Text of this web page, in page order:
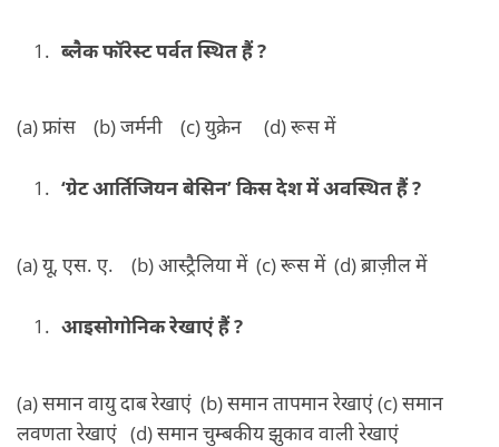
ब्लैक फॉरेस्ट पर्वत स्थित हैं ?
(a) फ्रांस (b) जर्मनी (c) युक्रेन (d) रूस में
‘ग्रेट आर्तिजियन बेसिन’ किस देश में अवस्थित हैं ?
(a) यू, एस. ए. (b) आस्ट्रैलिया में (c) रूस में (d) ब्राज़ील में
आइसोगोनिक रेखाएं हैं ?
(a) समान वायु दाब रेखाएं (b) समान तापमान रेखाएं (c) समान
लवणता रेखाएं (d) समान चुम्बकीय झुकाव वाली रेखाएं